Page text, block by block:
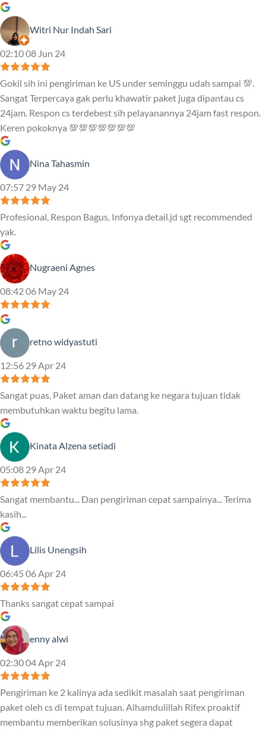
Witri Nur Indah Sari
02:10 08 Jun 24
Gokil sih ini pengiriman ke US under seminggu udah sampai 💯.
Sangat Terpercaya gak perlu khawatir paket juga dipantau cs
24jam. Respon cs terdebest sih pelayanannya 24jam fast respon.
Keren pokoknya 💯💯💯💯💯💯💯
Nina Tahasmin
07:57 29 May 24
Profesional, Respon Bagus, Infonya detail.jd sgt recommended
yak.
Nugraeni Agnes
08:42 06 May 24
retno widyastuti
12:56 29 Apr 24
Sangat puas, Paket aman dan datang ke negara tujuan tidak
membutuhkan waktu begitu lama.
Kinata Alzena setiadi
05:08 29 Apr 24
Sangat membantu... Dan pengiriman cepat sampainya... Terima
kasih...
Lilis Unengsih
06:45 06 Apr 24
Thanks sangat cepat sampai
enny alwi
02:30 04 Apr 24
Pengiriman ke 2 kalinya ada sedikit masalah saat pengiriman
paket oleh cs di tempat tujuan. Alhamdulillah Rifex proaktif
membantu memberikan solusinya shg paket segera dapat